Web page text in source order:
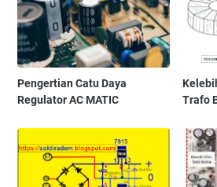
Pengertian Catu Daya
Regulator AC MATIC
Trafo